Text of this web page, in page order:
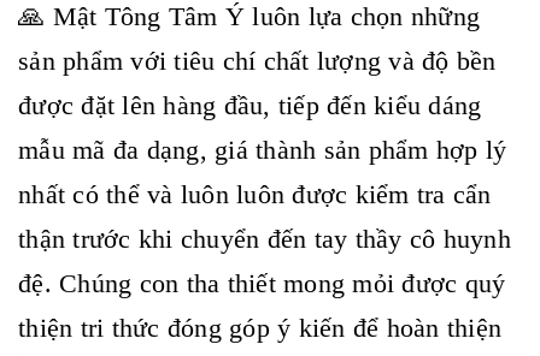
🙏 Mật Tông Tâm Ý luôn lựa chọn những
sản phẩm với tiêu chí chất lượng và độ bền
được đặt lên hàng đầu, tiếp đến kiểu dáng
mẫu mã đa dạng, giá thành sản phẩm hợp lý
nhất có thể và luôn luôn được kiểm tra cẩn
thận trước khi chuyển đến tay thầy cô huynh
đệ. Chúng con tha thiết mong mỏi được quý
thiện tri thức đóng góp ý kiến để hoàn thiện